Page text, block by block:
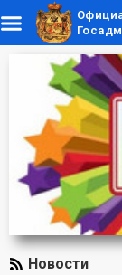
Новости